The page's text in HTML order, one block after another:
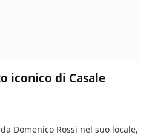
iconico di Casale
Domenico Rossi nel suo locale,